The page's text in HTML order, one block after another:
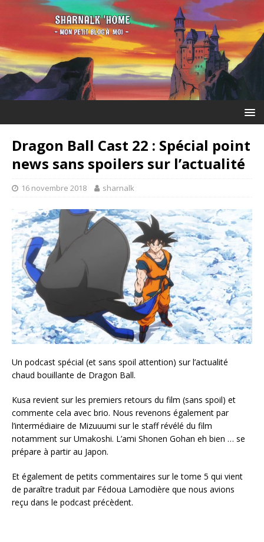
Dragon Ball Cast 22 : Spécial point
news sans spoilers sur l’actualité
16 novembre 2018 sharnalk
Un podcast spécial (et sans spoil attention) sur l’actualité
chaud bouillante de Dragon Ball.
Kusa revient sur les premiers retours du film (sans spoil) et
commente cela avec brio. Nous revenons également par
l’intermédiaire de Mizuuumi sur le staff révélé du film
notamment sur Umakoshi. L’ami Shonen Gohan eh bien … se
prépare à partir au Japon.
Et également de petits commentaires sur le tome 5 qui vient
de paraître traduit par Fédoua Lamodière que nous avions
reçu dans le podcast précèdent.